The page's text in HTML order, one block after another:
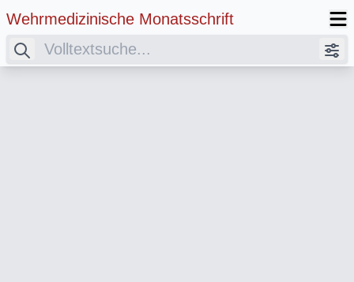
Wehrmedizinische Monatsschrift